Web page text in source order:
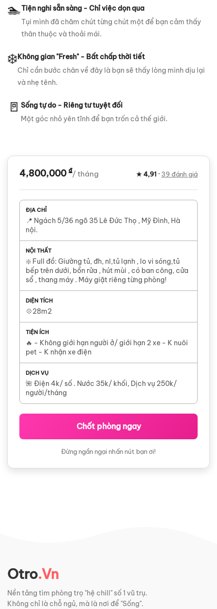
🏊Tiện nghi sẵn sàng - Chỉ việc dọn qua
Tụi mình đã chăm chút từng chút một để bạn cảm thấy
thân thuộc và thoải mái.
❄️ Không gian "Fresh" - Bất chấp thời tiết
Chỉ cần bước chân về đây là bạn sẽ thấy lòng mình dịu lại
và nhẹ tênh.
🚪 Sống tự do - Riêng tư tuyệt đối
Một góc nhỏ yên tĩnh để bạn trốn cả thế giới.
4,800,000₫/ tháng ★ 4,91 · 39 đánh giá
ĐỊA CHỈ
📍 Ngách 5/36 ngõ 35 Lê Đức Thọ , Mỹ Đình, Hà
nội.
NỘI THẤT
❇️ Full đồ: Giường tủ, đh, nl,tủ lạnh , lo vi sóng,tủ
bếp trên dưới, bồn rửa , hút mùi , có ban công, cửa
sổ , thang máy . Máy giặt riêng từng phòng!
DIỆN TÍCH
💠28m2
TIỆN ÍCH
🔥 - Không giới hạn người ở/ giới hạn 2 xe - K nuôi
pet - K nhận xe điện
DỊCH VỤ
🌺 Điện 4k/ số . Nước 35k/ khối, Dịch vụ 250k/
người/tháng
Chốt phòng ngay
Đừng ngần ngại nhấn nút bạn ơi!
Otro.Vn
Nền tảng tìm phòng trọ "hệ chill" số 1 vũ trụ.
Không chỉ là chỗ ngủ, mà là nơi để "Sống".